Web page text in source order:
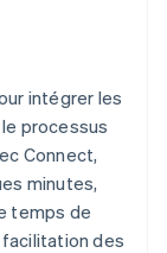
intégrer les
processus
Connect,
minutes,
temps de
des